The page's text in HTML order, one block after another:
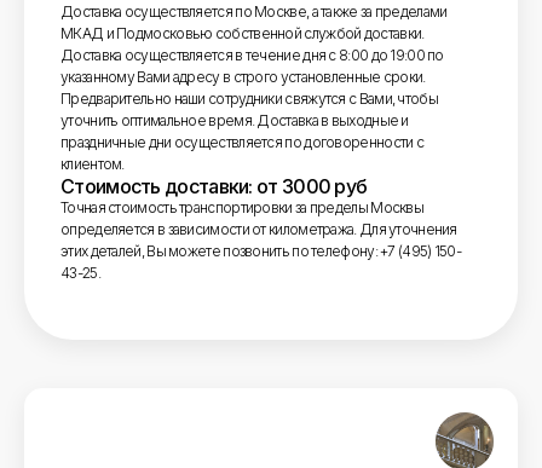
Доставка осуществляется по Москве, а также за пределами
МКАД и Подмосковью собственной службой доставки.
Доставка осуществляется в течение дня с 8:00 до 19:00 по
указанному Вами адресу в строго установленные сроки.
Предварительно наши сотрудники свяжутся с Вами, чтобы
уточнить оптимальное время. Доставка в выходные и
праздничные дни осуществляется по договоренности с
клиентом.
Стоимость доставки: от 3000 руб
Точная стоимость транспортировки за пределы Москвы
определяется в зависимости от километража. Для уточнения
этих деталей, Вы можете позвонить по телефону: +7 (495) 150-
43-25.